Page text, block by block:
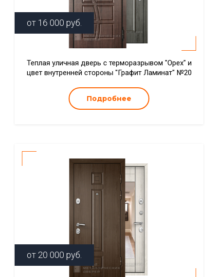
от 16 000 руб.
Теплая уличная дверь с терморазрывом "Орех" и
цвет внутренней стороны "Графит Ламинат" №20
Подробнее
от 20 000 руб.